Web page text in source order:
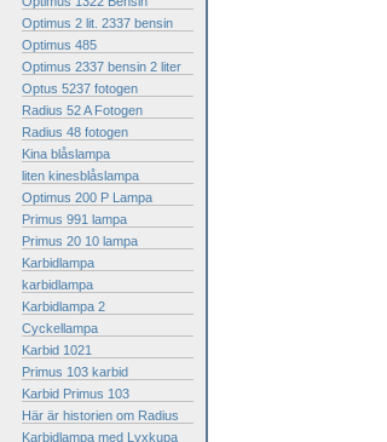
Optimus 2 lit. 2337 bensin
Optimus 485
Optimus 2337 bensin 2 liter
Optus 5237 fotogen
Radius 52 A Fotogen
Radius 48 fotogen
Kina blåslampa
liten kinesblåslampa
Optimus 200 P Lampa
Primus 991 lampa
Primus 20 10 lampa
Karbidlampa
karbidlampa
Karbidlampa 2
Cyckellampa
Karbid 1021
Primus 103 karbid
Karbid Primus 103
Här är historien om Radius
Karbidlampa med Lyxkupa